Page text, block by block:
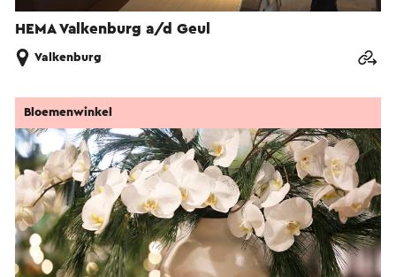
HEMA Valkenburg a/d Geul
Valkenburg
Bloemenwinkel